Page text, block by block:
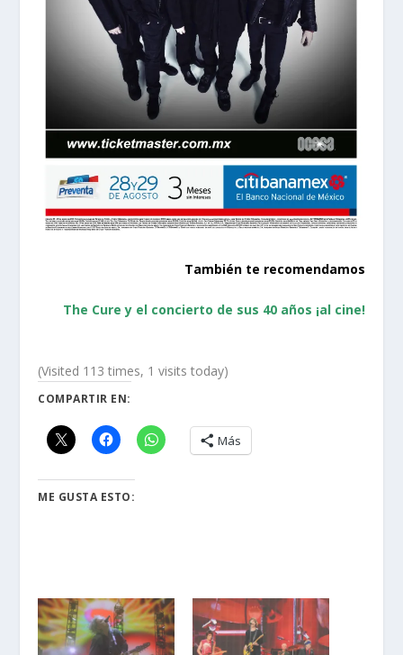
También te recomendamos
The Cure y el concierto de sus 40 años ¡al cine!
(Visited 113 times, 1 visits today)
COMPARTIR EN:
Más
ME GUSTA ESTO: